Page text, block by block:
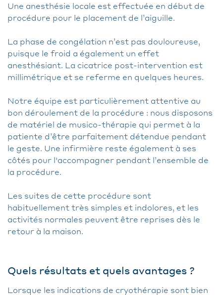
Une anesthésie locale est effectuée en début de
procédure pour le placement de l’aiguille.
La phase de congélation n’est pas douloureuse,
puisque le froid a également un effet
anesthésiant. La cicatrice post-intervention est
millimétrique et se referme en quelques heures.
Notre équipe est particulièrement attentive au
bon déroulement de la procédure : nous disposons
de matériel de musico-thérapie qui permet à la
patiente d’être parfaitement détendue pendant
le geste. Une infirmière reste également à ses
côtés pour l'accompagner pendant l’ensemble de
la procédure.
Les suites de cette procédure sont
habituellement très simples et indolores, et les
activités normales peuvent être reprises dès le
retour à la maison.
Quels résultats et quels avantages ?
Lorsque les indications de cryothérapie sont bien